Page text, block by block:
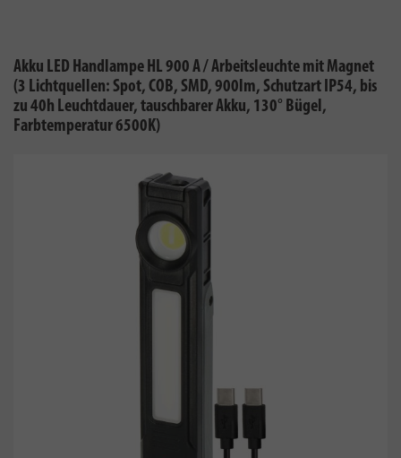
Akku LED Handlampe HL 900 A / Arbeitsleuchte mit Magnet
(3 Lichtquellen: Spot, COB, SMD, 900lm, Schutzart IP54, bis
zu 40h Leuchtdauer, tauschbarer Akku, 130° Bügel,
Farbtemperatur 6500K)